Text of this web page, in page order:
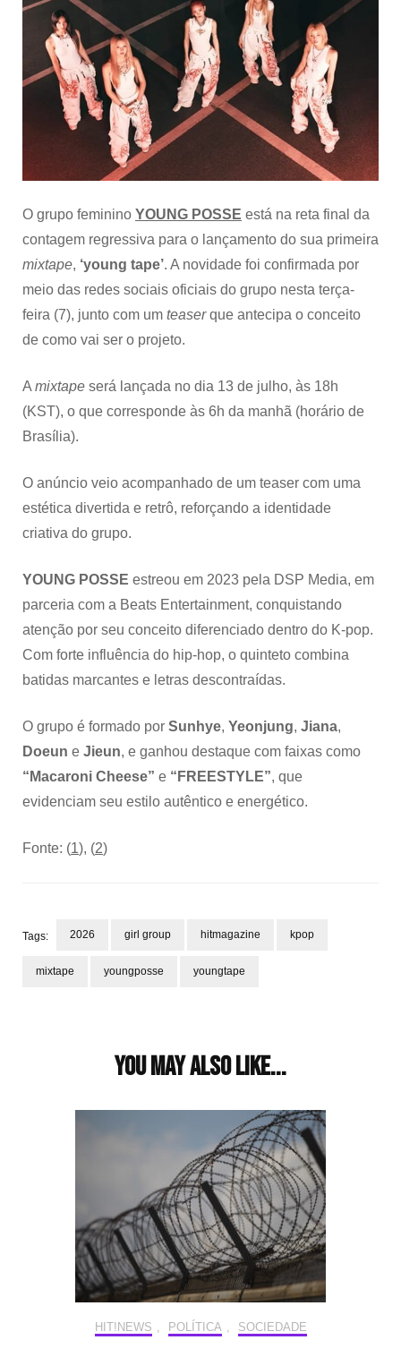
lançamento
primeira
mixtape
‘young
tape’
O grupo feminino YOUNG POSSE está na reta final da
contagem regressiva para o lançamento do sua primeira
mixtape, ‘young tape’. A novidade foi confirmada por
meio das redes sociais oficiais do grupo nesta terça-
feira (7), junto com um teaserque antecipa o conceito
de como vai ser o projeto.
A mixtape será lançada no dia 13 de julho, às 18h
(KST), o que corresponde às 6h da manhã (horário de
Brasília).
O anúncio veio acompanhado de um teaser com uma
estética divertida e retrô, reforçando a identidade
criativa do grupo.
YOUNG POSSE estreou em 2023 pela DSP Media, em
parceria com a Beats Entertainment, conquistando
atenção por seu conceito diferenciado dentro do K-pop.
Com forte influência do hip-hop, o quinteto combina
batidas marcantes e letras descontraídas.
O grupo é formado por Sunhye, Yeonjung, Jiana,
Doeun e Jieun, e ganhou destaque com faixas como
“Macaroni Cheese” e “FREESTYLE”, que
evidenciam seu estilo autêntico e energético.
Fonte: (1), (2)
Tags: 2026 girl group hitmagazine kpop
mixtape youngposse youngtape
You may also like...
HIT!NEWS POLÍTICA SOCIEDADE